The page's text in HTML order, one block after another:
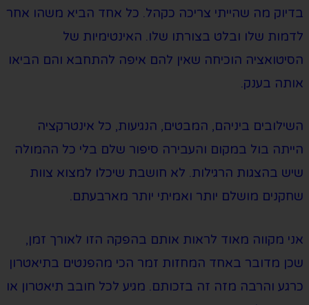
בדיוק מה שהייתי צריכה כקהל. כל אחד הביא משהו אחר
לדמות שלו ובלט בצורתו שלו. האינטימיות של
הסיטואציה הוכיחה שאין להם איפה להתחבא והם הביאו
אותה בענק.
השילובים ביניהם, המבטים, הנגיעות, כל אינטרקציה
הייתה בול במקום והעבירה סיפור שלם בלי כל ההמולה
שיש בהצגות הרגילות. לא חושבת שיכלו למצוא צוות
שחקנים מושלם יותר ואמיתי יותר מארבעתם.
אני מקווה מאוד לראות אותם בהפקה הזו לאורך זמן,
שכן מדובר באחד המחזות זמר הכי מהפנטים בתיאטרון
כרגע והרבה מזה זה בזכותם. מגיע לכל חובב תיאטרון או